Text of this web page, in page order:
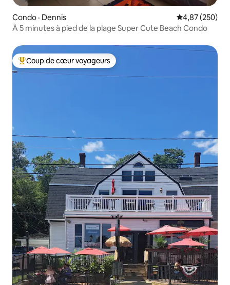
Condo · Dennis Note
4,87 (250)
À 5 minutes à pied de la plage Super Cute Beach Condo
Coup de cœur voyageurs parmi les plus aimés
Coup de cœur voyageurs